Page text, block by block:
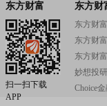
东方财富
扫一扫下载
APP
东方财
东方财
东方财
东方财
妙想投
Choice